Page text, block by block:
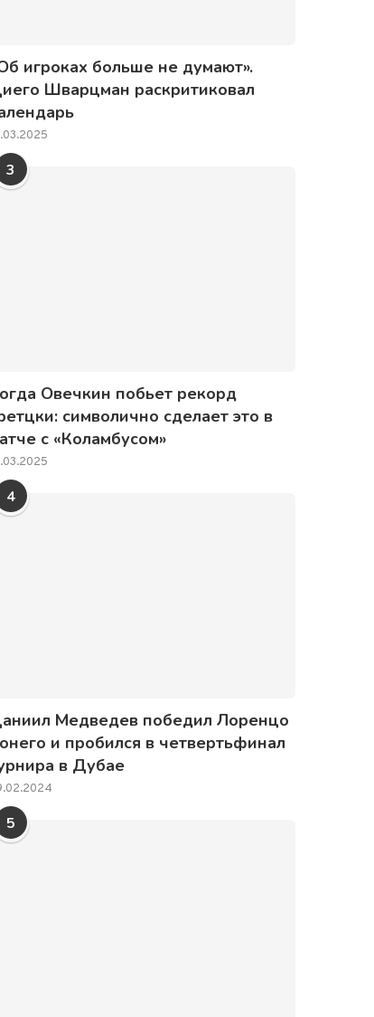
игроках больше не думают».
Шварцман раскритиковал
3
Овечкин побьет рекорд
символично сделает это в
с «Коламбусом»
4
Медведев победил Лоренцо
и пробился в четвертьфинал
в Дубае
5